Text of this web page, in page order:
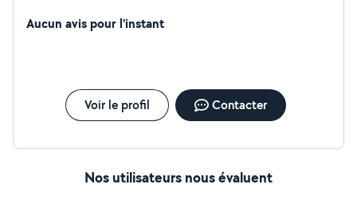
Aucun avis pour l'instant
Voir le profil Contacter
Nos utilisateurs nous évaluent